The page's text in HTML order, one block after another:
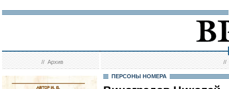
//Архив //
ПЕРСОНЫ НОМЕРА